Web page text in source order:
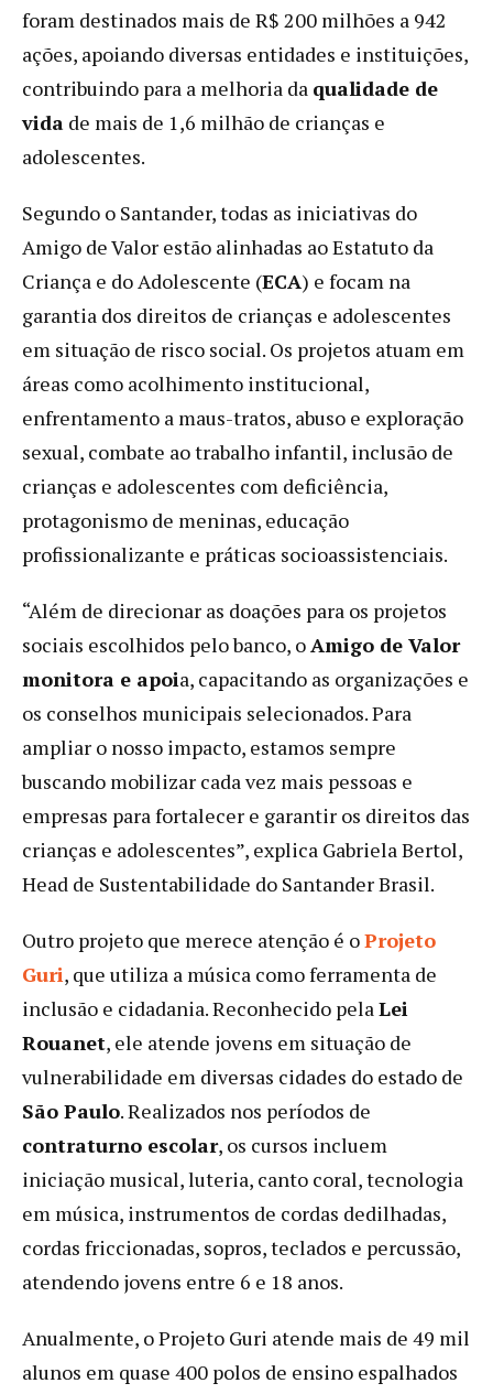
foram destinados mais de R$ 200 milhões a 942
ações, apoiando diversas entidades e instituições,
contribuindo para a melhoria da qualidade de
vida de mais de 1,6 milhão de crianças e
adolescentes.
Segundo o Santander, todas as iniciativas do
Amigo de Valor estão alinhadas ao Estatuto da
Criança e do Adolescente (ECA) e focam na
garantia dos direitos de crianças e adolescentes
em situação de risco social. Os projetos atuam em
áreas como acolhimento institucional,
enfrentamento a maus-tratos, abuso e exploração
sexual, combate ao trabalho infantil, inclusão de
crianças e adolescentes com deficiência,
protagonismo de meninas, educação
profissionalizante e práticas socioassistenciais.
“Além de direcionar as doações para os projetos
sociais escolhidos pelo banco, oAmigo de Valor
monitora e apoia, capacitando as organizações e
os conselhos municipais selecionados. Para
ampliar o nosso impacto, estamos sempre
buscando mobilizar cada vez mais pessoas e
empresas para fortalecer e garantir os direitos das
crianças e adolescentes”, explica Gabriela Bertol,
Head de Sustentabilidade do Santander Brasil.
Outro projeto que merece atenção é oProjeto
Guri, que utiliza a música como ferramenta de
inclusão e cidadania. Reconhecido pelaLei
Rouanet, ele atende jovens em situação de
vulnerabilidade em diversas cidades do estado de
São Paulo. Realizados nos períodos de
contraturno escolar, os cursos incluem
iniciação musical, luteria, canto coral, tecnologia
em música, instrumentos de cordas dedilhadas,
cordas friccionadas, sopros, teclados e percussão,
atendendo jovens entre 6 e 18 anos.
Anualmente, o Projeto Guri atende mais de 49 mil
alunos em quase 400 polos de ensino espalhados